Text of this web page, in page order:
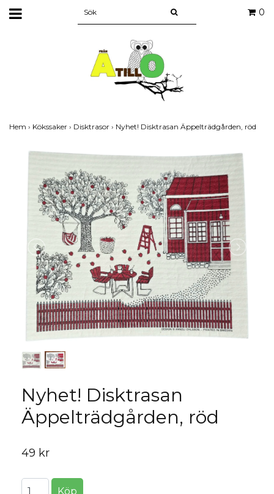
0
Hem › Kökssaker › Disktrasor › Nyhet! Disktrasan Äppelträdgården, röd
Nyhet! Disktrasan
Äppelträdgården, röd
49 kr